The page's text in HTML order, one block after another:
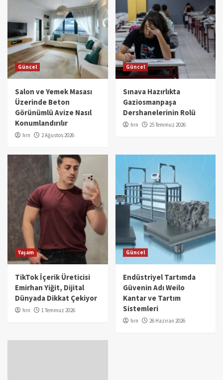
Güncel
Salon ve Yemek Masası
Üzerinde Beton
Görünümlü Avize Nasıl
Konumlandırılır
hrn 2 Ağustos 2026
Güncel
Sınava Hazırlıkta
Gaziosmanpaşa
Dershanelerinin Rolü
hrn 25 Temmuz 2026
Yaşam
TikTok İçerik Üreticisi
Emirhan Yiğit, Dijital
Dünyada Dikkat Çekiyor
hrn 1 Temmuz 2026
Güncel
Endüstriyel Tartımda
Güvenin Adı Weilo
Kantar ve Tartım
Sistemleri
hrn 26 Haziran 2026